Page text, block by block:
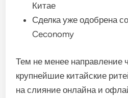
Китае
Сделка уже одобрена
Ceconomy
Тем не менее направление
крупнейшие китайские
на слияние онлайна и